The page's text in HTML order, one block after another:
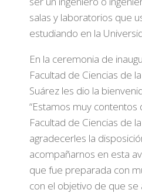
salas y laboratorios que
estudiando en la
En la ceremonia de
Facultad de Ciencias de
Suárez les dio la
“Estamos muy contentos
Facultad de Ciencias de
agradecerles la
acompañarnos en esta
que fue preparada con
con el objetivo de que